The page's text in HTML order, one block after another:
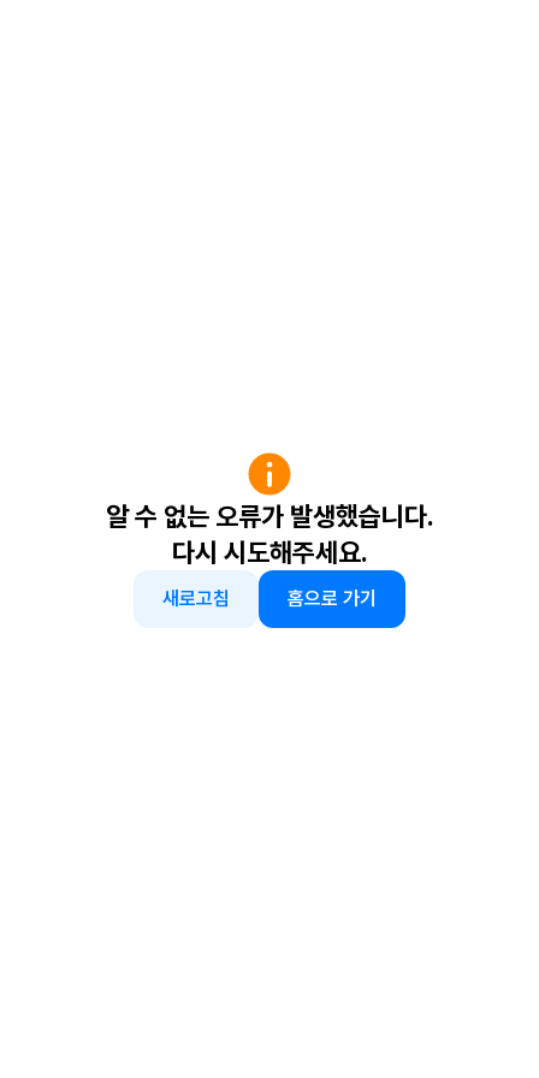
알 수 없는 오류가 발생했습니다.
다시 시도해주세요.
새로고침 홈으로 가기